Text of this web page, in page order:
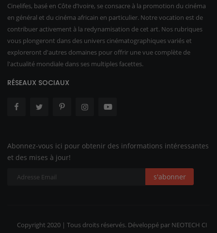
Cinelifes, basé en Côte d’Ivoire, se consacre à la promotion du cinéma
en général et du cinéma africain en particulier. Notre vocation est de
contribuer activement à la redynamisation de cet art. Nos rubriques
vous plongeront dans des univers cinématographiques variés et
exploreront d'autres domaines pour offrir une vue complète de
l'actualité mondiale dans ses multiples facettes.
RÉSEAUX SOCIAUX
Abonnez-vous ici pour obtenir des informations intéressantes
et des mises à jour!
s'abonner
Copyright 2020 | Tous droits réservés. Développé par NEOTECH CI